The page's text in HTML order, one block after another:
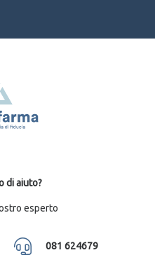
di aiuto?
esperto
081 624679